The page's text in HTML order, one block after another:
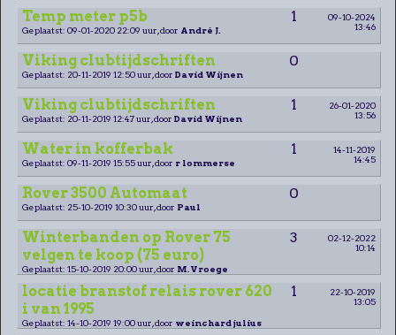
Temp meter p5b 1
09-10-2024
13:46
Geplaatst: 09-01-2020 22:09 uur, door André J.
Viking clubtijdschriften 0
Geplaatst: 20-11-2019 12:50 uur, door David Wijnen
Viking clubtijdschriften 1
26-01-2020
13:56
Geplaatst: 20-11-2019 12:47 uur, door David Wijnen
Water in kofferbak 1
14-11-2019
14:45
Geplaatst: 09-11-2019 15:55 uur, door r lommerse
Rover 3500 Automaat 0
Geplaatst: 25-10-2019 10:30 uur, door Paul
Winterbanden op Rover 75
velgen te koop (75 euro)
3
02-12-2022
10:14
Geplaatst: 15-10-2019 20:00 uur, door M.Vroege
locatie branstof relais rover 620
i van 1995
1
22-10-2019
13:05
Geplaatst: 14-10-2019 19:00 uur, door weinchard julius